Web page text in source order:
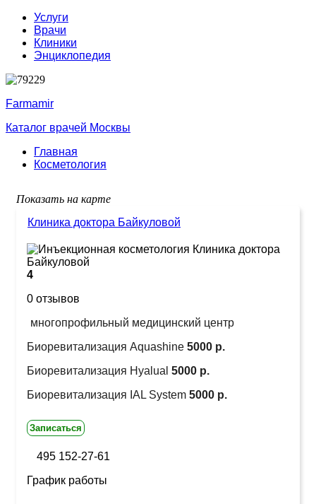
Услуги
Врачи
Клиники
Энциклопедия
Farmamir
Каталог врачей Москвы
Главная
Косметология
Показать на карте
Клиника доктора Байкуловой
4
0 отзывов
многопрофильный медицинский центр
Биоревитализация Aquashine 5000 р.
Биоревитализация Hyalual 5000 р.
Биоревитализация IAL System 5000 р.
Записаться
495 152-27-61
График работы